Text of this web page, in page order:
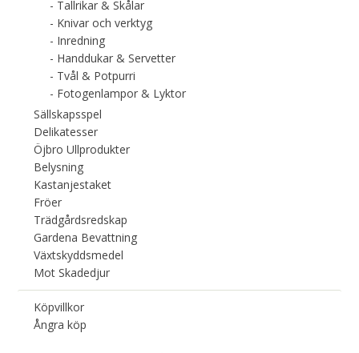
Tallrikar & Skålar
Knivar och verktyg
Inredning
Handdukar & Servetter
Tvål & Potpurri
Fotogenlampor & Lyktor
Sällskapsspel
Delikatesser
Öjbro Ullprodukter
Belysning
Kastanjestaket
Fröer
Trädgårdsredskap
Gardena Bevattning
Växtskyddsmedel
Mot Skadedjur
Köpvillkor
Ångra köp